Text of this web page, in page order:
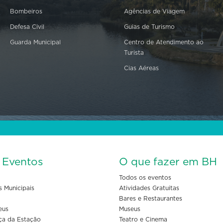
Bombeiros
Defesa Civil
Guarda Municipal
Agências de Viagem
Guias de Turismo
Centro de Atendimento ao
Turista
Cias Aéreas
Municipais
da Estação
O que fazer em BH
Todos os eventos
Atividades Gratuitas
Bares e Restaurantes
Museus
Teatro e Cinema